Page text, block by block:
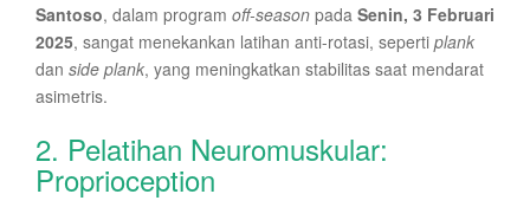
Santoso, dalam program off-season pada Senin, 3 Februari
2025, sangat menekankan latihan anti-rotasi, seperti plank
dan side plank, yang meningkatkan stabilitas saat mendarat
asimetris.
2. Pelatihan Neuromuskular:
Proprioception